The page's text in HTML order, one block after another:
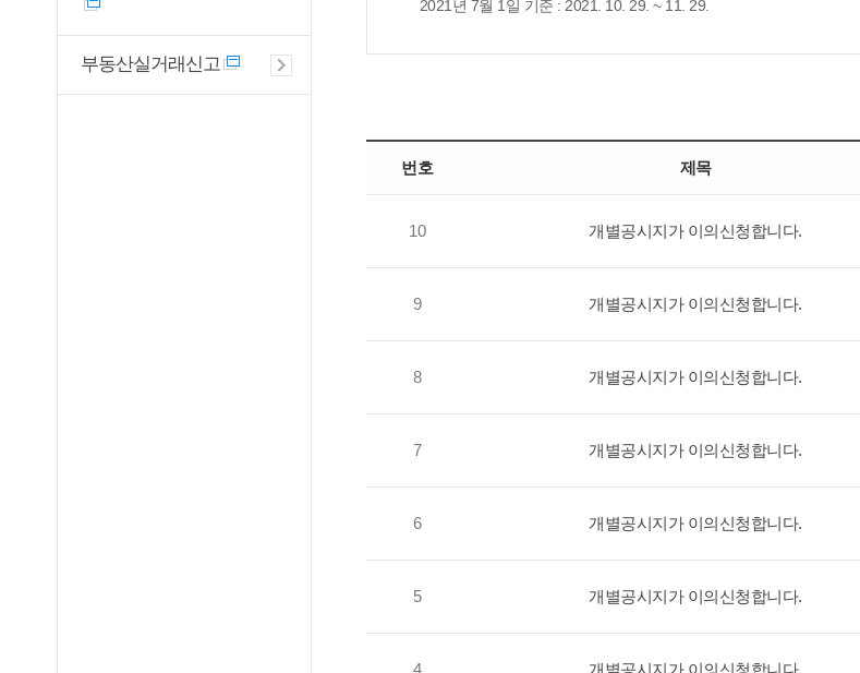
부동산실거래신고
2021년 7월 1일 기준 : 2021. 10. 29. ~ 11. 29.
번호 제목
10 개별공시지가 이의신청합니다.
9 개별공시지가 이의신청합니다.
8 개별공시지가 이의신청합니다.
7 개별공시지가 이의신청합니다.
6 개별공시지가 이의신청합니다.
5 개별공시지가 이의신청합니다.
4 개별공시지가 이의신청합니다.